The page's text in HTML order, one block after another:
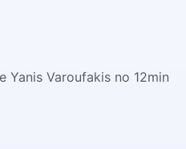
Yanis Varoufakis no 12min